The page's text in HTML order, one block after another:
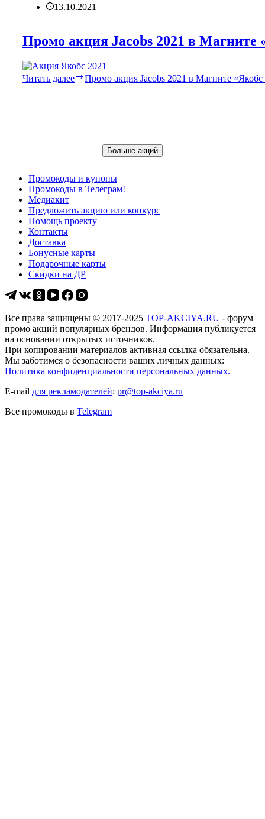
13.10.2021
Промо акция Jacobs 2021 в
Читать далее Промо акция Jacobs 2021 в Магните
Больше акций
Промокоды и купоны
Промокоды в Телеграм!
Медиакит
Предложить акцию или конкурс
Помощь проекту
Контакты
Доставка
Бонусные карты
Подарочные карты
Скидки на ДР
Все права защищены © 2017-2025 TOP-AKCIYA.RU - форум
промо акций популярных брендов. Информация публикуется
на основании открытых источников.
При копировании материалов активная ссылка обязательна.
Мы заботимся о безопасности ваших личных данных:
Политика конфиденциальности персональных данных.
E-mail для рекламодателей: pr@top-akciya.ru
Все промокоды в Telegram